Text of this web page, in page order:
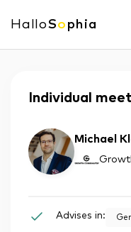
HalloSo phia
Individual
Michael
Advises in: